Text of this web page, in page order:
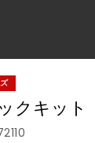
クキット